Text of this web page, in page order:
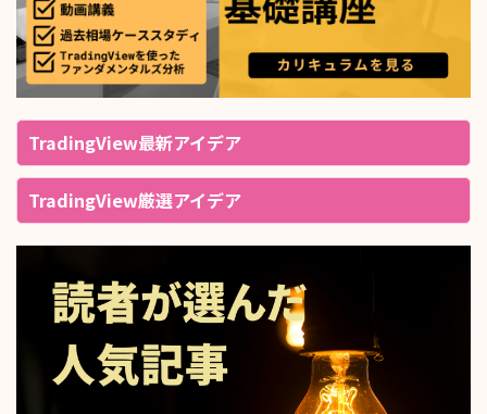
TradingView最新アイデア
TradingView厳選アイデア